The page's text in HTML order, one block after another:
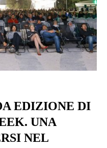
EDIZIONE DI
UNA
NEL